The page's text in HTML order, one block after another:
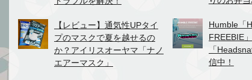
【レビュー】通気性UPタイ
プのマスクで夏を越せるの
か？アイリスオーヤマ「ナノ
エアーマスク」
Humble「
FREEBIE
「
信中！